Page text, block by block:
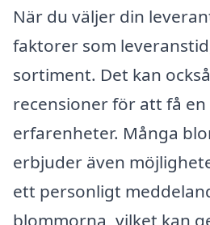
När du väljer din
faktorer som
sortiment. Det kan
recensioner för att få
erfarenheter. Många
erbjuder även
ett personligt
blommorna, vilket kan